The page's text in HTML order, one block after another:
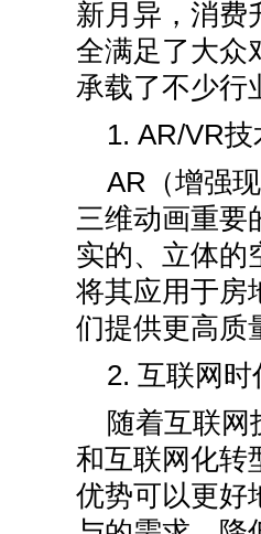
新月异，消费
全满足了大众
承载了不少行
1. AR/VR
AR（增强
三维动画重要
实的、立体的
将其应用于房
们提供更高质
2. 互联网时
随着互联
和互联网化转
优势可以更好